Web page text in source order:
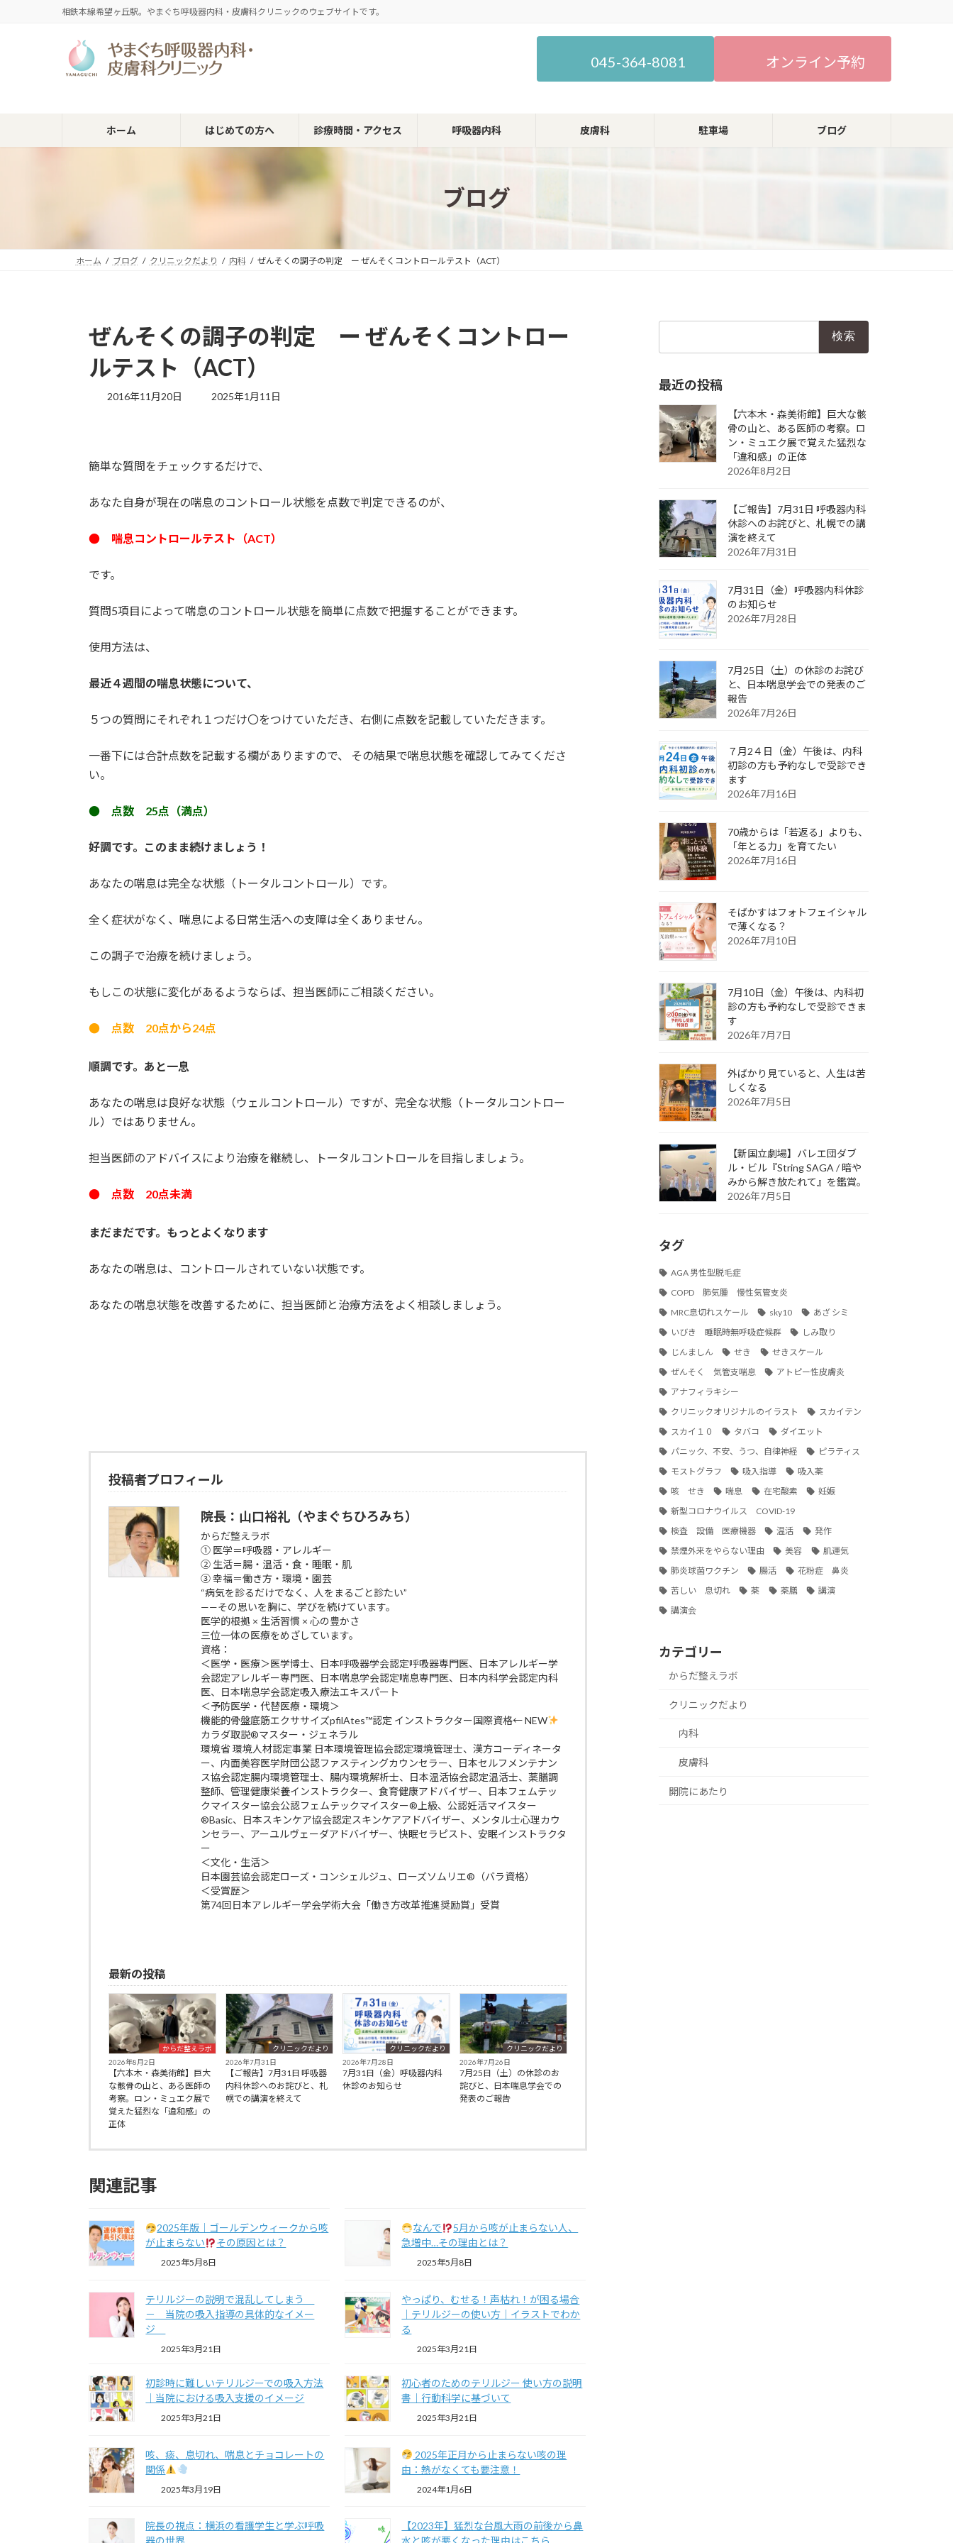
ッ
移
相鉄本線希望ヶ丘駅。やまぐち呼吸器内科・皮膚科クリニックのウェブサイトです。
045-364-8081 オンライン予約
ホーム はじめての方へ 診療時間・アクセス 呼吸器内科 皮膚科 駐車場 ブログ
ブログ
ホーム ブログ クリニックだより 内科 ぜんそくの調子の判定 ー ぜんそくコントロールテスト（ACT）
ぜんそくの調子の判定 ー ぜんそくコントロー
ルテスト（ACT）
2016年11月20日
最
時
2025年1月11日
簡単な質問をチェックするだけで、
あなた自身が現在の喘息のコントロール状態を点数で判定できるのが、
● 喘息コントロールテスト（ACT）
です。
質問5項目によって喘息のコントロール状態を簡単に点数で把握することができます。
使用方法は、
最近４週間の喘息状態について、
５つの質問にそれぞれ１つだけ〇をつけていただき、右側に点数を記載していただきます。
一番下には合計点数を記載する欄がありますので、 その結果で喘息状態を確認してみてくださ
い。
● 点数 25点（満点）
好調です。このまま続けましょう！
あなたの喘息は完全な状態（トータルコントロール）です。
全く症状がなく、喘息による日常生活への支障は全くありません。
この調子で治療を続けましょう。
もしこの状態に変化があるようならば、担当医師にご相談ください。
● 点数 20点から24点
順調です。あと一息
あなたの喘息は良好な状態（ウェルコントロール）ですが、完全な状態（トータルコントロー
ル）ではありません。
担当医師のアドバイスにより治療を継続し、トータルコントロールを目指しましょう。
● 点数 20点未満
まだまだです。もっとよくなります
あなたの喘息は、コントロールされていない状態です。
あなたの喘息状態を改善するために、担当医師と治療方法をよく相談しましょう。
投稿者プロフィール
院長：山口裕礼（やまぐちひろみち）
からだ整えラボ
① 医学＝呼吸器・アレルギー
② 生活＝腸・温活・食・睡眠・肌
③ 幸福＝働き方・環境・園芸
“病気を診るだけでなく、人をまるごと診たい”
——その思いを胸に、学びを続けています。
医学的根拠 × 生活習慣 × 心の豊かさ
三位一体の医療をめざしています。
資格：
＜医学・医療＞医学博士、日本呼吸器学会認定呼吸器専門医、日本アレルギー学
会認定アレルギー専門医、日本喘息学会認定喘息専門医、日本内科学会認定内科
医、日本喘息学会認定吸入療法エキスパート
＜予防医学・代替医療・環境＞
機能的骨盤底筋エクササイズpfilAtes™認定 インストラクター国際資格← NEW
カラダ取説®マスター・ジェネラル
環境省 環境人材認定事業 日本環境管理協会認定環境管理士、漢方コーディネータ
ー、内面美容医学財団公認ファスティングカウンセラー、日本セルフメンテナン
ス協会認定腸内環境管理士、腸内環境解析士、日本温活協会認定温活士、薬膳調
整師、管理健康栄養インストラクター、食育健康アドバイザー、日本フェムテッ
クマイスター協会公認フェムテックマイスター®上級、公認妊活マイスター
®Basic、日本スキンケア協会認定スキンケアアドバイザー、メンタル士心理カウ
ンセラー、アーユルヴェーダアドバイザー、快眠セラピスト、安眠インストラクタ
ー
＜文化・生活＞
日本園芸協会認定ローズ・コンシェルジュ、ローズソムリエ®（バラ資格）
＜受賞歴＞
第74回日本アレルギー学会学術大会「働き方改革推進奨励賞」受賞
最新の投稿
からだ整えラボ
2026年8月2日
【六本木・森美術館】巨大
な骸骨の山と、ある医師の
考察。ロン・ミュエク展で
覚えた猛烈な「違和感」の
正体
クリニックだより
2026年7月31日
【ご報告】7月31日 呼吸器
内科休診へのお詫びと、札
幌での講演を終えて
クリニックだより
2026年7月28日
7月31日（金）呼吸器内科
休診のお知らせ
クリニックだより
2026年7月26日
7月25日（土）の休診のお
詫びと、日本喘息学会での
発表のご報告
関連記事
2025年版｜ゴールデンウィークから咳
が止まらない
その原因とは？
2025年5月8日
なんで
5月から咳が止まらない人、
急増中…その理由とは？
2025年5月8日
テリルジーの説明で混乱してしまう
－ 当院の吸入指導の具体的なイメー
ジ
2025年3月21日
やっぱり、むせる！声枯れ！が困る場合
｜テリルジーの使い方｜イラストでわか
る
2025年3月21日
初診時に難しいテリルジーでの吸入方法
｜当院における吸入支援のイメージ
2025年3月21日
初心者のためのテリルジー 使い方の説明
書｜行動科学に基づいて
2025年3月21日
咳、痰、息切れ、喘息とチョコレートの
関係
2025年3月19日
2025年正月から止まらない咳の理
由：熱がなくても要注意！
2024年1月6日
院長の視点：横浜の看護学生と学ぶ呼吸
【2023年】猛烈な台風大雨の前後から鼻
最近の投稿
【六本木・森美術館】巨大な骸
骨の山と、ある医師の考察。ロ
ン・ミュエク展で覚えた猛烈な
「違和感」の正体
2026年8月2日
【ご報告】7月31日 呼吸器内科
休診へのお詫びと、札幌での講
演を終えて
2026年7月31日
7月31日（金）呼吸器内科休診
のお知らせ
2026年7月28日
7月25日（土）の休診のお詫び
と、日本喘息学会での発表のご
報告
2026年7月26日
７月2４日（金）午後は、内科
初診の方も予約なしで受診でき
ます
2026年7月16日
70歳からは「若返る」よりも、
「年とる力」を育てたい
2026年7月16日
そばかすはフォトフェイシャル
で薄くなる？
2026年7月10日
7月10日（金）午後は、内科初
診の方も予約なしで受診できま
す
2026年7月7日
外ばかり見ていると、人生は苦
しくなる
2026年7月5日
【新国立劇場】バレエ団ダブ
ル・ビル『String SAGA / 暗や
みから解き放たれて』を鑑賞。
2026年7月5日
タグ
AGA 男性型脱毛症
COPD 肺気腫 慢性気管支炎
MRC息切れスケール
sky10
あざ シミ
いびき 睡眠時無呼吸症候群
しみ取り
じんましん
せき
せきスケール
ぜんそく 気管支喘息
アトピー性皮膚炎
アナフィラキシー
クリニックオリジナルのイラスト
スカイテン
スカイ１０
タバコ
ダイエット
パニック、不安、うつ、自律神経
ピラティス
モストグラフ
吸入指導
吸入薬
咳 せき
喘息 在宅酸素
妊娠
新型コロナウイルス COVID-19
検査 設備 医療機器
温活
発作
禁煙外来をやらない理由
美容
肌運気
肺炎球菌ワクチン
腸活
花粉症 鼻炎
苦しい 息切れ
薬 薬膳
講演
講演会
カテゴリー
からだ整えラボ
クリニックだより
内科
皮膚科
開院にあたり